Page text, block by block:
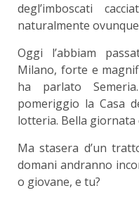
degl’imboscati
naturalmente
Oggi l’abbiam
Milano, forte e
ha parlato
pomeriggio la Casa
lotteria. Bella giornata
Ma stasera d’un
domani andranno
o giovane, e tu?